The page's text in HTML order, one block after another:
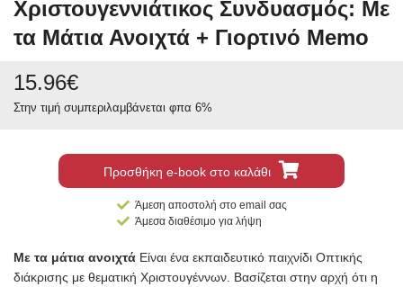
Χριστουγεννιάτικος Συνδυασμός: Με
τα Μάτια Ανοιχτά + Γιορτινό Memo
15.96€
Στην τιμή συμπεριλαμβάνεται φπα 6%
Προσθήκη e-book στο καλάθι
Άμεση αποστολή στο email σας
Άμεσα διαθέσιμο για λήψη
Με τα μάτια ανοιχτά Είναι ένα εκπαιδευτικό παιχνίδι Οπτικής
διάκρισης με θεματική Χριστουγέννων. Βασίζεται στην αρχή ότι η